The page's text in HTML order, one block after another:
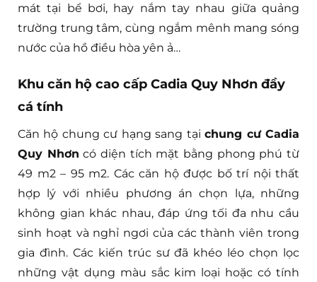
mát tại bể bơi, hay nắm tay nhau giữa quảng
trường trung tâm, cùng ngắm mênh mang sóng
nước của hồ điều hòa yên ả…
Khu căn hộ cao cấp Cadia Quy Nhơn đầy
cá tính
Căn hộ chung cư hạng sang tạichung cư Cadia
Quy Nhơn có diện tích mặt bằng phong phú từ
49 m2 – 95 m2. Các căn hộ được bố trí nội thất
hợp lý với nhiều phương án chọn lựa, những
không gian khác nhau, đáp ứng tối đa nhu cầu
sinh hoạt và nghỉ ngơi của các thành viên trong
gia đình. Các kiến trúc sư đã khéo léo chọn lọc
những vật dụng màu sắc kim loại hoặc có tính